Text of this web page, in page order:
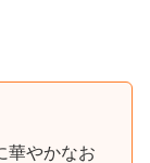
華やかなお